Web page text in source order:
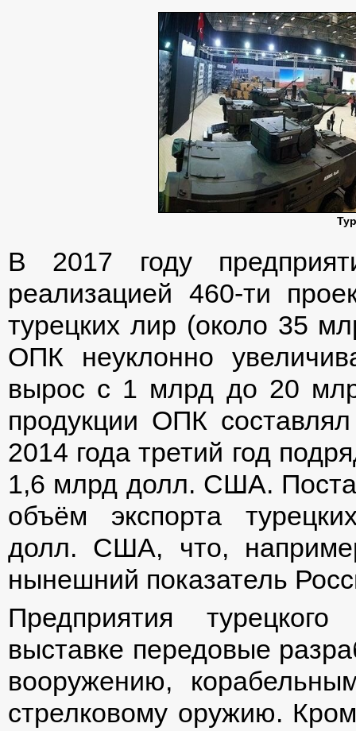
В 2017 году
реализацией 460-ти
турецких лир (около 35
ОПК неуклонно
вырос с 1 млрд до 20
продукции ОПК
2014 года третий год
1,6 млрд долл. США.
объём экспорта
долл. США, что,
нынешний показатель
Предприятия
выставке передовые
вооружению,
стрелковому оружию.